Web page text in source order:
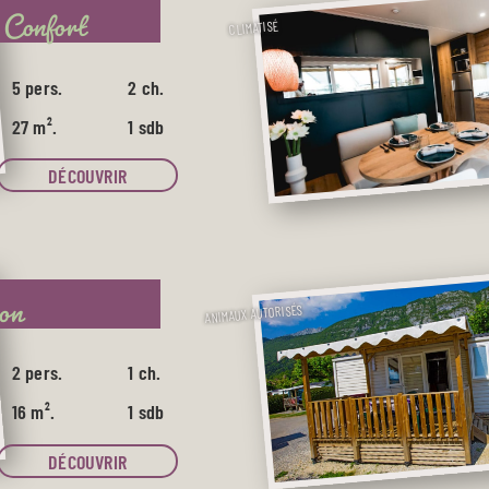
5 pers.
2 ch.
27 m².
1 sdb
DÉCOUVRIR
CLIMATISÉ
2 pers.
1 ch.
16 m².
1 sdb
DÉCOUVRIR
ANIMAUX AUTORISÉS